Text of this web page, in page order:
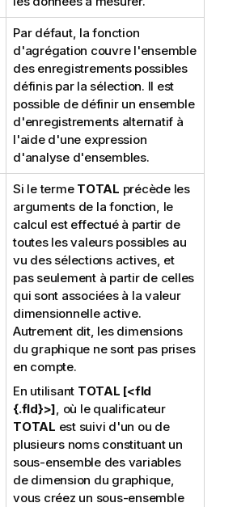
Par défaut, la fonction
d'agrégation couvre l'ensemble
des enregistrements possibles
définis par la sélection. Il est
possible de définir un ensemble
d'enregistrements alternatif à
l'aide d'une expression
d'analyse d'ensembles.
Si le terme TOTAL précède les
arguments de la fonction, le
calcul est effectué à partir de
toutes les valeurs possibles au
vu des sélections actives, et
pas seulement à partir de celles
qui sont associées à la valeur
dimensionnelle active.
Autrement dit, les dimensions
du graphique ne sont pas prises
en compte.
En utilisant TOTAL [<fld
{.fld}>], où le qualificateur
TOTAL est suivi d'un ou de
plusieurs noms constituant un
sous-ensemble des variables
de dimension du graphique,
vous créez un sous-ensemble